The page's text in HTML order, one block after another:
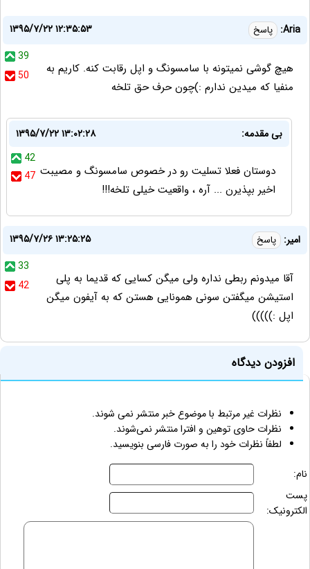
Aria: پاسخ
۱۳۹۵/۷/۲۲ ۱۲:۳۵:۵۳
39
50
هیچ گوشی نمیتونه با سامسونگ و اپل رقابت کنه. کاریم به
منفیا که میدین ندارم :)چون حرف حق تلخه
بی مقدمه:
۱۳۹۵/۷/۲۲ ۱۳:۰۲:۲۸
42
47 دوستان فعلا تسلیت رو در خصوص سامسونگ و مصیبت
اخیر بپذیرن ... آره ، واقعیت خیلی تلخه!!!
امیر: پاسخ
۱۳۹۵/۷/۲۶ ۱۳:۲۵:۲۵
33
42
آقا میدونم ربطی نداره ولی میگن کسایی که قدیما به پلی
استیشن میگفتن سونی همونایی هستن که به آیفون میگن
اپل :)))))
افزودن دیدگاه
نظرات غیر مرتبط با موضوع خبر منتشر نمی شوند.
نظرات حاوی توهین و افترا منتشر نمی‌شوند.
لطفاً نظرات خود را به صورت فارسی بنویسید.
نام:
پست
الکترونیک: